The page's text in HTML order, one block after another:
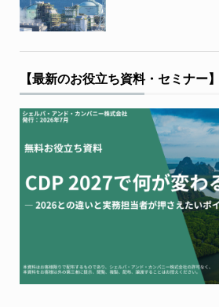
【最新のお役立ち資料・セミナー】